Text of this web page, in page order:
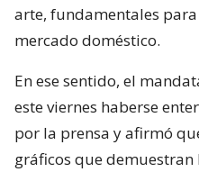
arte, fundamentales
mercado doméstico.
En ese sentido, el
este viernes haberse
por la prensa y afirmó
gráficos que